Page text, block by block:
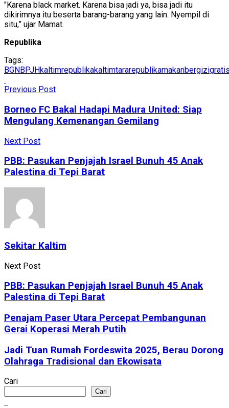
"Karena black market. Karena bisa jadi ya, bisa jadi itu
dikirimnya itu beserta barang-barang yang lain. Nyempil di
situ,” ujar Mamat.
Republika
Tags:
BGN BPJH kaltimrepublikakaltimtararepublika
Previous Post
Borneo FC Bakal Hadapi Madura United: Siap
Mengulang Kemenangan Gemilang
Next Post
PBB: Pasukan Penjajah Israel Bunuh 45 Anak
Palestina di Tepi Barat
Sekitar Kaltim
Next Post
PBB: Pasukan Penjajah Israel Bunuh 45 Anak
Palestina di Tepi Barat
Penajam Paser Utara Percepat Pembangunan
Gerai Koperasi Merah Putih
Jadi Tuan Rumah Fordeswita 2025, Berau Dorong
Olahraga Tradisional dan Ekowisata
Cari
Cari